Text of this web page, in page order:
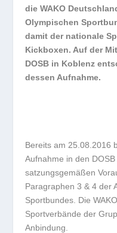
die WAKO
Olympischen
damit der nationale
Kickboxen. Auf der
DOSB in Koblenz
dessen Aufnahme.
Bereits am 25.08.2016
Aufnahme in den
satzungsgemäßen
Paragraphen 3 & 4 der
Sportbundes. Die
Sportverbände der
Anbindung.